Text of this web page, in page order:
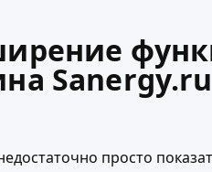
Sanergy.ru
просто